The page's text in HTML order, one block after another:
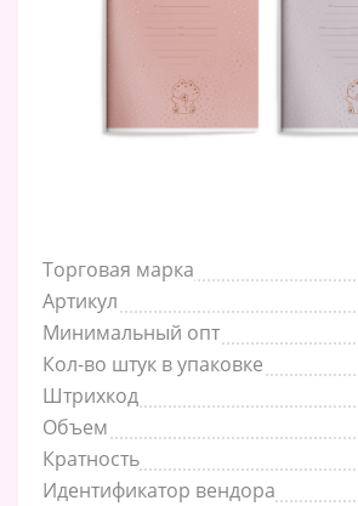
Торговая марка
Артикул
Минимальный опт
Кол-во штук в упаковке
Штрихкод
Объем
Кратность
Идентификатор вендора